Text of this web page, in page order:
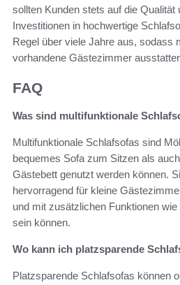
sollten Kunden stets auf die Qualität
Investitionen in hochwertige
Regel über viele Jahre aus, sodass
vorhandene Gästezimmer
FAQ
Was sind multifunktionale
Multifunktionale Schlafsofas sind
bequemes Sofa zum Sitzen als
Gästebett genutzt werden können.
hervorragend für kleine
und mit zusätzlichen Funktionen
sein können.
Wo kann ich platzsparende
Platzsparende Schlafsofas können